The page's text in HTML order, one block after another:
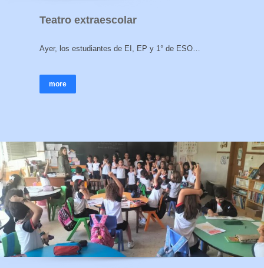
Teatro extraescolar
Ayer, los estudiantes de EI, EP y 1° de ESO…
more